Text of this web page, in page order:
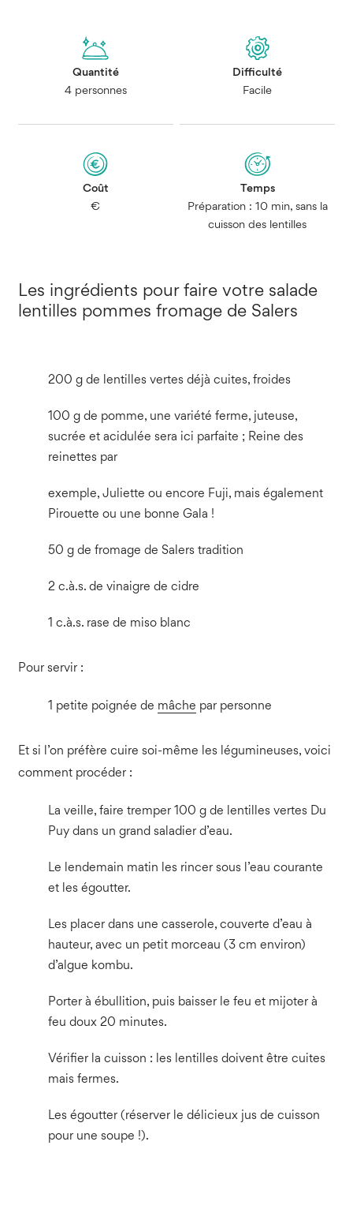
Quantité
4 personnes
Difficulté
Facile
Coût
€
Temps
Préparation : 10 min, sans la
cuisson des lentilles
Les ingrédients pour faire votre salade
lentilles pommes fromage de Salers
200 g de lentilles vertes déjà cuites, froides
100 g de pomme, une variété ferme, juteuse,
sucrée et acidulée sera ici parfaite ; Reine des
reinettes par
exemple, Juliette ou encore Fuji, mais également
Pirouette ou une bonne Gala !
50 g de fromage de Salers tradition
2 c.à.s. de vinaigre de cidre
1 c.à.s. rase de miso blanc
Pour servir :
1 petite poignée de mâche par personne
Et si l’on préfère cuire soi-même les légumineuses, voici
comment procéder :
La veille, faire tremper 100 g de lentilles vertes Du
Puy dans un grand saladier d’eau.
Le lendemain matin les rincer sous l’eau courante
et les égoutter.
Les placer dans une casserole, couverte d’eau à
hauteur, avec un petit morceau (3 cm environ)
d’algue kombu.
Porter à ébullition, puis baisser le feu et mijoter à
feu doux 20 minutes.
Vérifier la cuisson : les lentilles doivent être cuites
mais fermes.
Les égoutter (réserver le délicieux jus de cuisson
pour une soupe !).